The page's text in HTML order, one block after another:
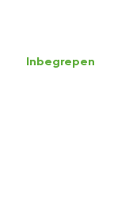
Inbegrepen